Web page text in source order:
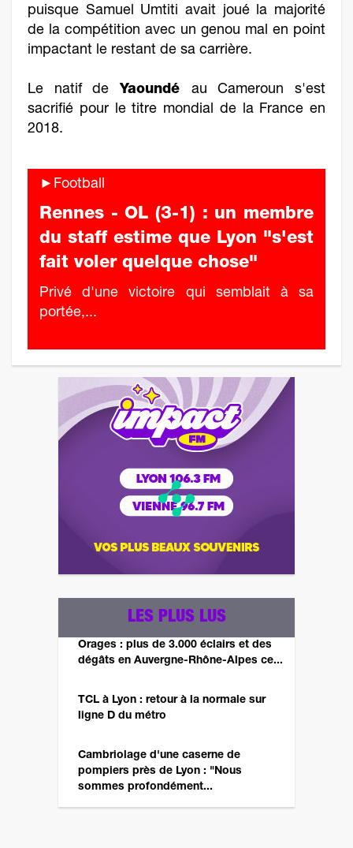
puisque Samuel Umtiti avait joué la majorité
de la compétition avec un genou mal en point
impactant le restant de sa carrière.
Le natif de Yaoundé au Cameroun s'est
sacrifié pour le titre mondial de la France en
2018.
►Football
Rennes - OL (3-1) : un membre
du staff estime que Lyon "s'est
fait voler quelque chose"
Privé d'une victoire qui semblait à sa
portée,...
LES PLUS LUS
Orages : plus de 3.000 éclairs et des
dégâts en Auvergne-Rhône-Alpes ce...
TCL à Lyon : retour à la normale sur
ligne D du métro
Cambriolage d'une caserne de
pompiers près de Lyon : "Nous
sommes profondément...